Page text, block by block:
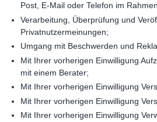
Post, E-Mail oder Telefon im
Verarbeitung, Überprüfung und
Privatnutzermeinungen;
Umgang mit Beschwerden und
Mit Ihrer vorherigen Einwilligung
mit einem Berater;
Mit Ihrer vorherigen Einwilligung
Mit Ihrer vorherigen Einwilligung
Mit Ihrer vorherigen Einwilligung